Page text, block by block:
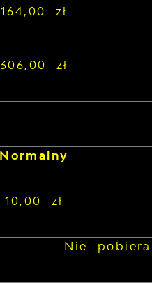
164,00 zł
306,00 zł
Normalny
10,00 zł
Nie